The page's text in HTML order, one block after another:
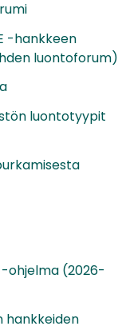
-hankkeen
luontoforum)
luontotyypit
ohjelma (2026-
hankkeiden